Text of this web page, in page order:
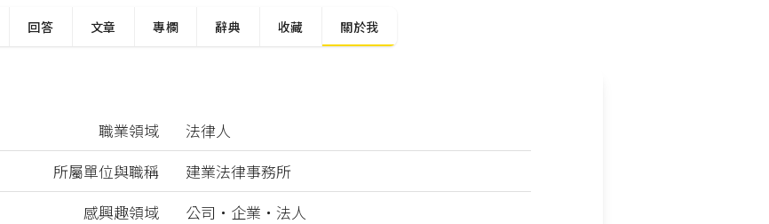
回答 文章 專欄 辭典 收藏 關於我
職業領域
法律人
所屬單位與職稱
建業法律事務所
感興趣領域
公司‧企業‧法人